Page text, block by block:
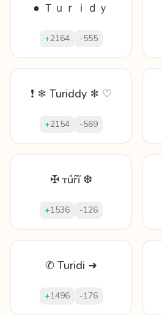
● Ｔｕｒｉｄｙ
+2164 -555
❗ ❄ Turiddy ❄ ♡
+2154 -569
✠ ᴛűȓĩ ❆
+1536 -126
✆ Turidi ➜
+1496 -176